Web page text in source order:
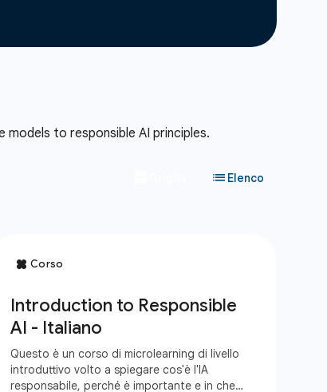
to responsible AI principles.